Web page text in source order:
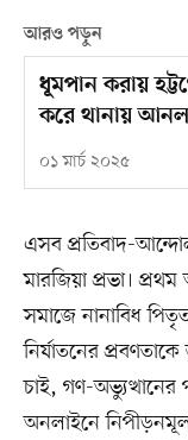
আরও পড়ুন
ধূমপান করায়
করে থানায়
০১ মার্চ ২০২৫
এসব প্রতিবাদ-
মারজিয়া প্রভা।
সমাজে নানাবিধ
নির্যাতনের
চাই, গণ-
অনলাইনে